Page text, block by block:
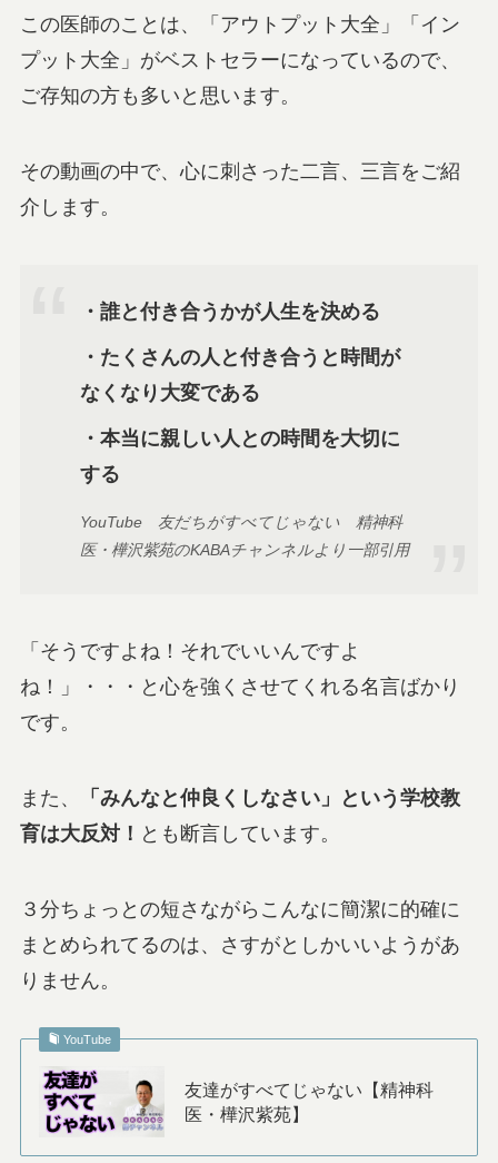
この医師のことは、「アウトプット大全」「イン
プット大全」がベストセラーになっているので、
ご存知の方も多いと思います。
その動画の中で、心に刺さった二言、三言をご紹
介します。
・誰と付き合うかが人生を決める
・たくさんの人と付き合うと時間が
なくなり大変である
・本当に親しい人との時間を大切に
する
YouTube 友だちがすべてじゃない 精神科
医・樺沢紫苑のKABAチャンネルより一部引用
「そうですよね！それでいいんですよ
ね！」・・・と心を強くさせてくれる名言ばかり
です。
また、
「みんなと仲良くしなさい」という学校教
育は大反対！ とも断言しています。
３分ちょっとの短さながらこんなに簡潔に的確に
まとめられてるのは、さすがとしかいいようがあ
りません。
YouTube
友達がすべてじゃない【精神科
医・樺沢紫苑】